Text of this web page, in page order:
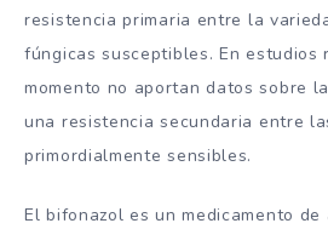
resistencia primaria entre la
fúngicas susceptibles. En estudios
momento no aportan datos sobre
una resistencia secundaria entre
primordialmente sensibles.
El bifonazol es un medicamento